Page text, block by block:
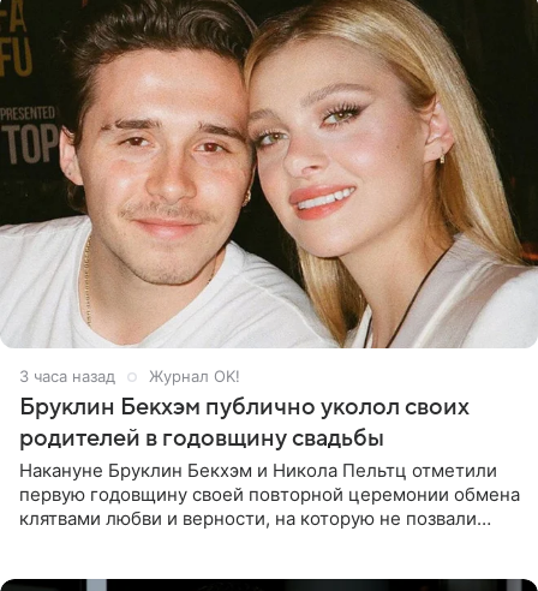
3 часа назад Журнал OK!
Бруклин Бекхэм публично уколол своих
родителей в годовщину свадьбы
Накануне Бруклин Бекхэм и Никола Пельтц отметили
первую годовщину своей повторной церемонии обмена
клятвами любви и верности, на которую не позвали